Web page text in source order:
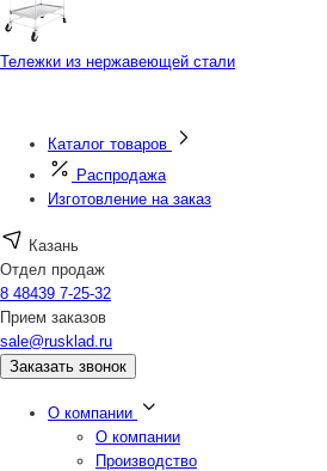
Тележки из нержавеющей стали
Каталог товаров
Распродажа
Изготовление на заказ
Казань
Отдел продаж
8 48439 7-25-32
Прием заказов
sale@rusklad.ru
Заказать звонок
О компании
О компании
Производство